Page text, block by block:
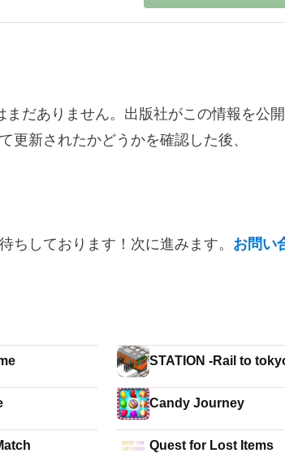
だありません。出版社がこの情報を公
更新されたかどうかを確認した後、
ちしております！次に進みます。 お問い
STATION -Rail to
Candy Journey
Quest for Lost Items